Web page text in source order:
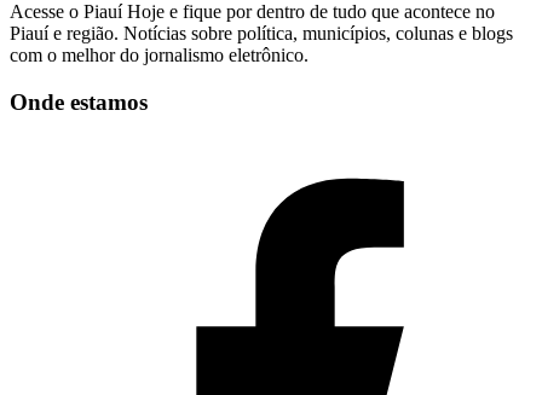
Acesse o Piauí Hoje e fique por dentro de tudo que acontece no
Piauí e região. Notícias sobre política, municípios, colunas e blogs
com o melhor do jornalismo eletrônico.
Onde estamos